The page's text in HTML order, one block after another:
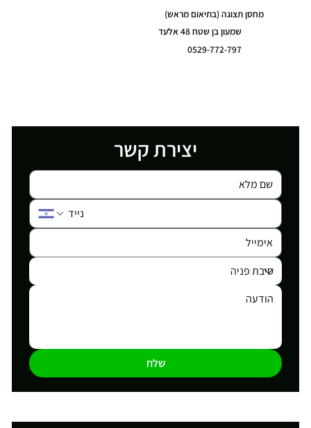
מחסן תצוגה (בתיאום מראש)
שמעון בן שטח 48 אלעד
0529-772-797
יצירת קשר
שלח